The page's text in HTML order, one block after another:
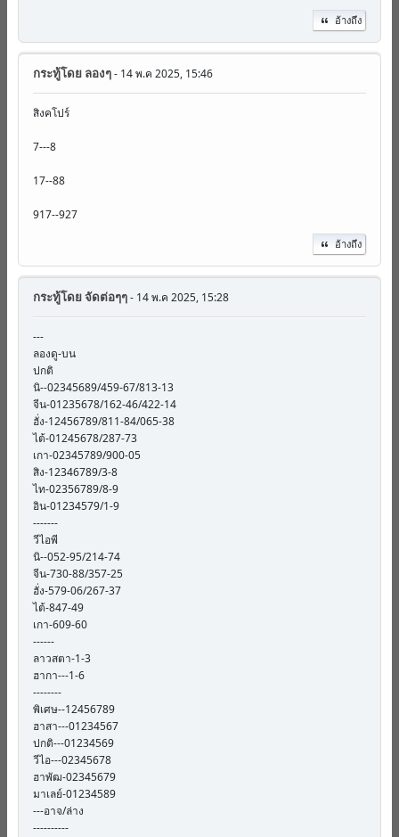
อ้างถึง
กระทู้โดย ลองๆ- 14 พ.ค 2025, 15:46
สิงคโปร์
7---8
17--88
917--927
อ้างถึง
กระทู้โดยจัดต่อๆๆ- 14 พ.ค 2025, 15:28
---
ลองดู-บน
ปกติ
นิ--02345689/459-67/813-13
จีน-01235678/162-46/422-14
ฮั่ง-12456789/811-84/065-38
ไต้-01245678/287-73
เกา-02345789/900-05
สิง-12346789/3-8
ไท-02356789/8-9
อิน-01234579/1-9
-------
วีไอพี
นิ--052-95/214-74
จีน-730-88/357-25
ฮั่ง-579-06/267-37
ไต้-847-49
เกา-609-60
------
ลาวสตา-1-3
ฮากา---1-6
--------
พิเศษ--12456789
ฮาสา---01234567
ปกติ---01234569
วีไอ---02345678
ฮาพัฒ-02345679
มาเลย์-01234589
---อาจ/ล่าง
----------